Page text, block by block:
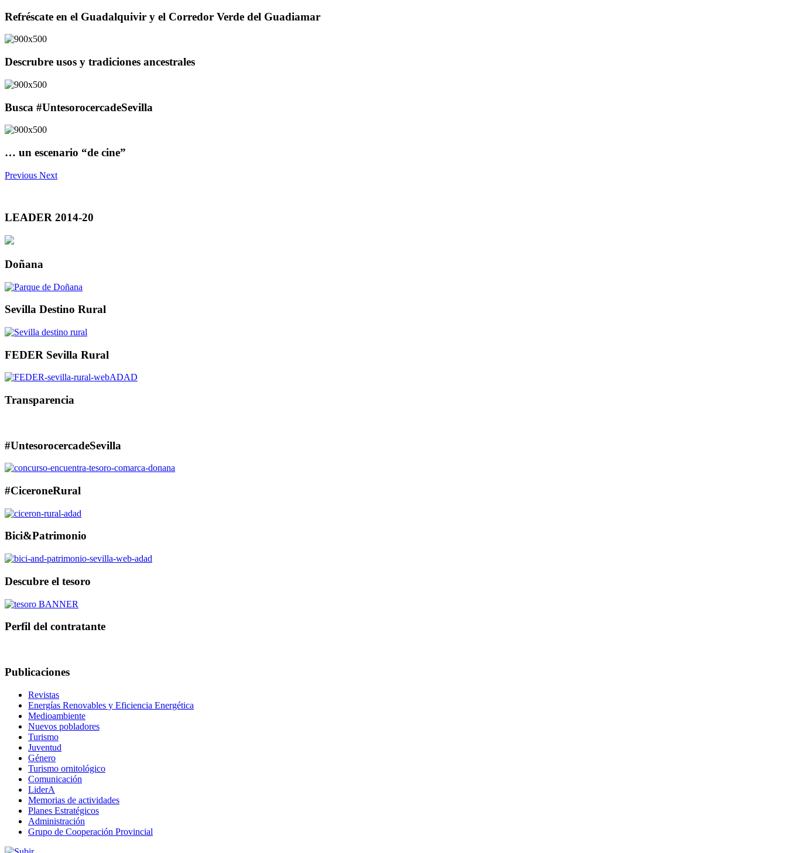
Refréscate en el Guadalquivir y el Corredor Verde del Guadiamar
Descrubre usos y tradiciones ancestrales
Busca #UntesorocercadeSevilla
… un escenario “de cine”
Previous Next
LEADER 2014-20
Doñana
Sevilla Destino Rural
FEDER Sevilla Rural
Transparencia
#UntesorocercadeSevilla
#CiceroneRural
Bici&Patrimonio
Descubre el tesoro
Perfil del contratante
Publicaciones
Revistas
Energías Renovables y Eficiencia Energética
Medioambiente
Nuevos pobladores
Turismo
Juventud
Género
Turismo ornitológico
Comunicación
LiderA
Memorias de actividades
Planes Estratégicos
Administración
Grupo de Cooperación Provincial